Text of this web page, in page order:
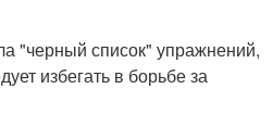
"черный список" упражнений,
избегать в борьбе за